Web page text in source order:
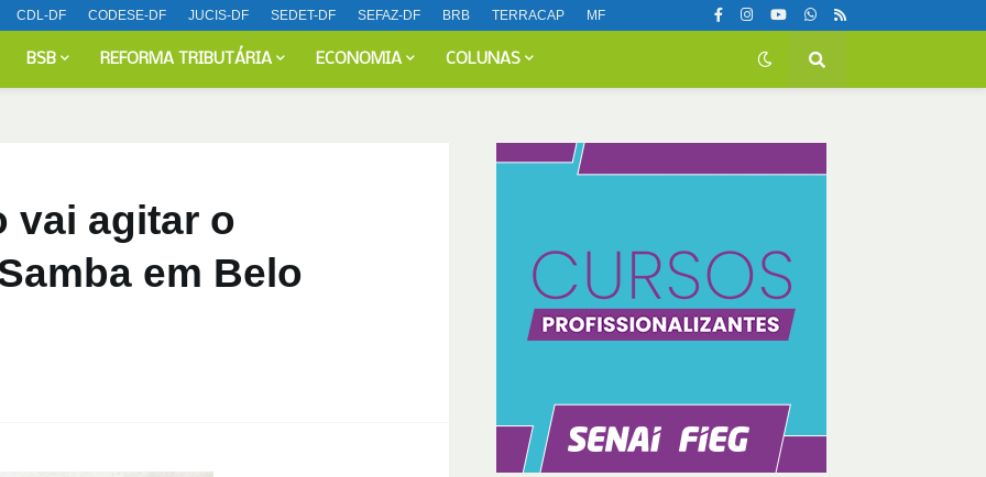
CDL-DF CODESE-DF JUCIS-DF SEDET-DF SEFAZ-DF BRB TERRACAP MF
BSB REFORMA TRIBUTÁRIA ECONOMIA COLUNAS
vai agitar o
em Belo